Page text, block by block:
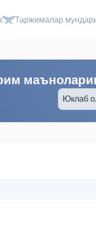
Таржималар
Юклаб